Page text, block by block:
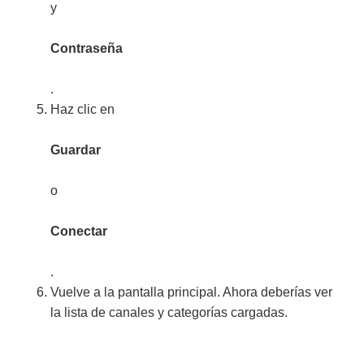
y
Contraseña
.
Haz clic en
Guardar
o
Conectar
.
Vuelve a la pantalla principal. Ahora deberías ver
la lista de canales y categorías cargadas.